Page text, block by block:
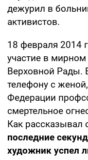
дежурил в
активистов.
18 февраля 2014
участие в
Верховной Рады.
телефону с
Федерации
смертельное
Как рассказывал
последние
художник успел